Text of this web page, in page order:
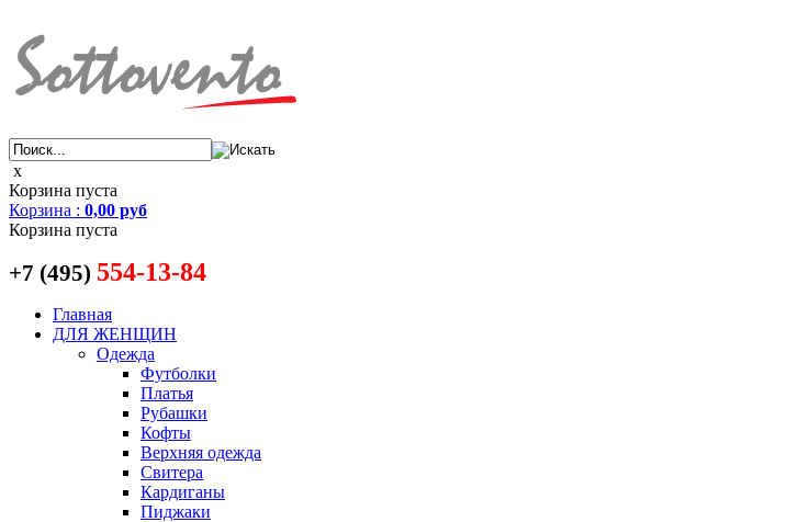
x
Корзина пуста
Корзина : 0,00 руб
Корзина пуста
+7 (495) 554-13-84
Главная
ДЛЯ ЖЕНЩИН
Одежда
Футболки
Платья
Рубашки
Кофты
Верхняя одежда
Свитера
Кардиганы
Пиджаки